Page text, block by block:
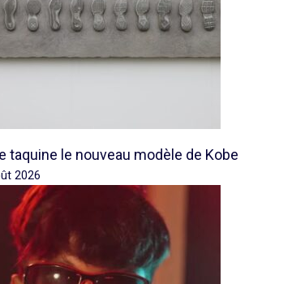
taquine le nouveau modèle de Kobe
2026